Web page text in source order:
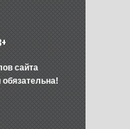
сайта
обязательна!